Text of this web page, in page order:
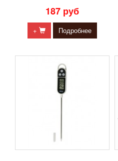
187 руб
+ Подробнее